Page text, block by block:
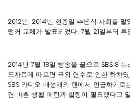
2012년, 2014년 현충일 추념식 사회를 맡
앵커 교체가 발표되었다. 7월 21일부터 투
2014년 7월 18일 방송을 끝으로 SBS 8
도자료에 따르면 국외 연수로 인한 하차
SBS 라디오 배성재의 텐에서 언급하기로
겸 바쁜 생활 패턴과 힐링이 필요했다고